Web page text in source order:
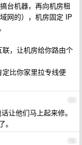
台机器，再向机房租
网的），机房固定 IP
，让机房给你路由个
比你家里拉专线便
11
让他们马上起来修。
12